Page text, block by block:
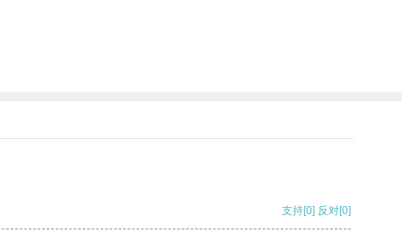
支持[0] 反对[0]